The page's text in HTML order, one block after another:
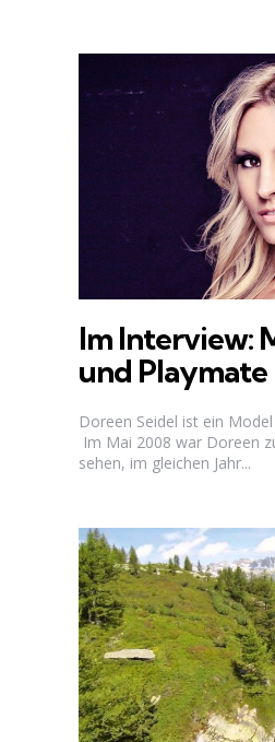
Im Interview:
und
Doreen Seidel ist ein
Im Mai 2008 war Doreen
sehen, im gleichen Jahr...